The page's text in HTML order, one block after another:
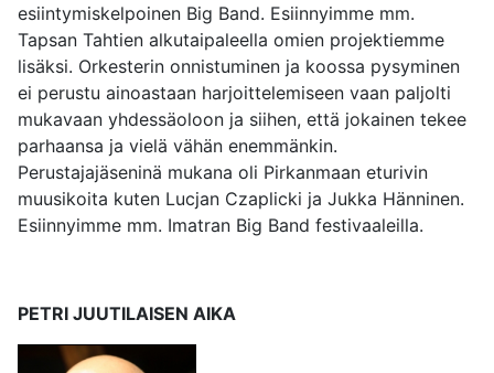
esiintymiskelpoinen Big Band. Esiinnyimme mm.
Tapsan Tahtien alkutaipaleella omien projektiemme
lisäksi. Orkesterin onnistuminen ja koossa pysyminen
ei perustu ainoastaan harjoittelemiseen vaan paljolti
mukavaan yhdessäoloon ja siihen, että jokainen tekee
parhaansa ja vielä vähän enemmänkin.
Perustajajäseninä mukana oli Pirkanmaan eturivin
muusikoita kuten Lucjan Czaplicki ja Jukka Hänninen.
Esiinnyimme mm. Imatran Big Band festivaaleilla.
PETRI JUUTILAISEN AIKA